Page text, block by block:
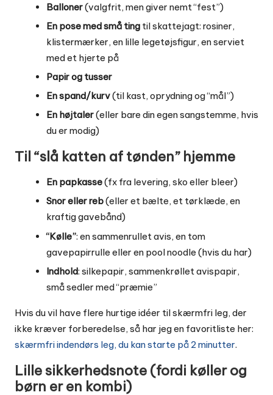
Balloner(valgfrit, men giver nemt “fest”)
En pose med små ting til skattejagt: rosiner,
klistermærker, en lille legetøjsfigur, en serviet
med et hjerte på
Papir og tusser
En spand/kurv(til kast, oprydning og “mål”)
En højtaler(eller bare din egen sangstemme, hvis
du er modig)
Til “slå katten af tønden” hjemme
En papkasse(fx fra levering, sko eller bleer)
Snor eller reb(eller et bælte, et tørklæde, en
kraftig gavebånd)
“Kølle”: en sammenrullet avis, en tom
gavepapirrulle eller en pool noodle (hvis du har)
Indhold: silkepapir, sammenkrøllet avispapir,
små sedler med “præmie”
Hvis du vil have flere hurtige idéer til skærmfri leg, der
ikke kræver forberedelse, så har jeg en favoritliste her:
skærmfri indendørs leg, du kan starte på 2 minutter.
Lille sikkerhedsnote (fordi køller og
børn er en kombi)